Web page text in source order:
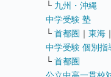
└ 九州・沖縄
中学受験 塾
└ 首都圏 ｜ 東海 ｜
中学受験 個別指
└ 首都圏